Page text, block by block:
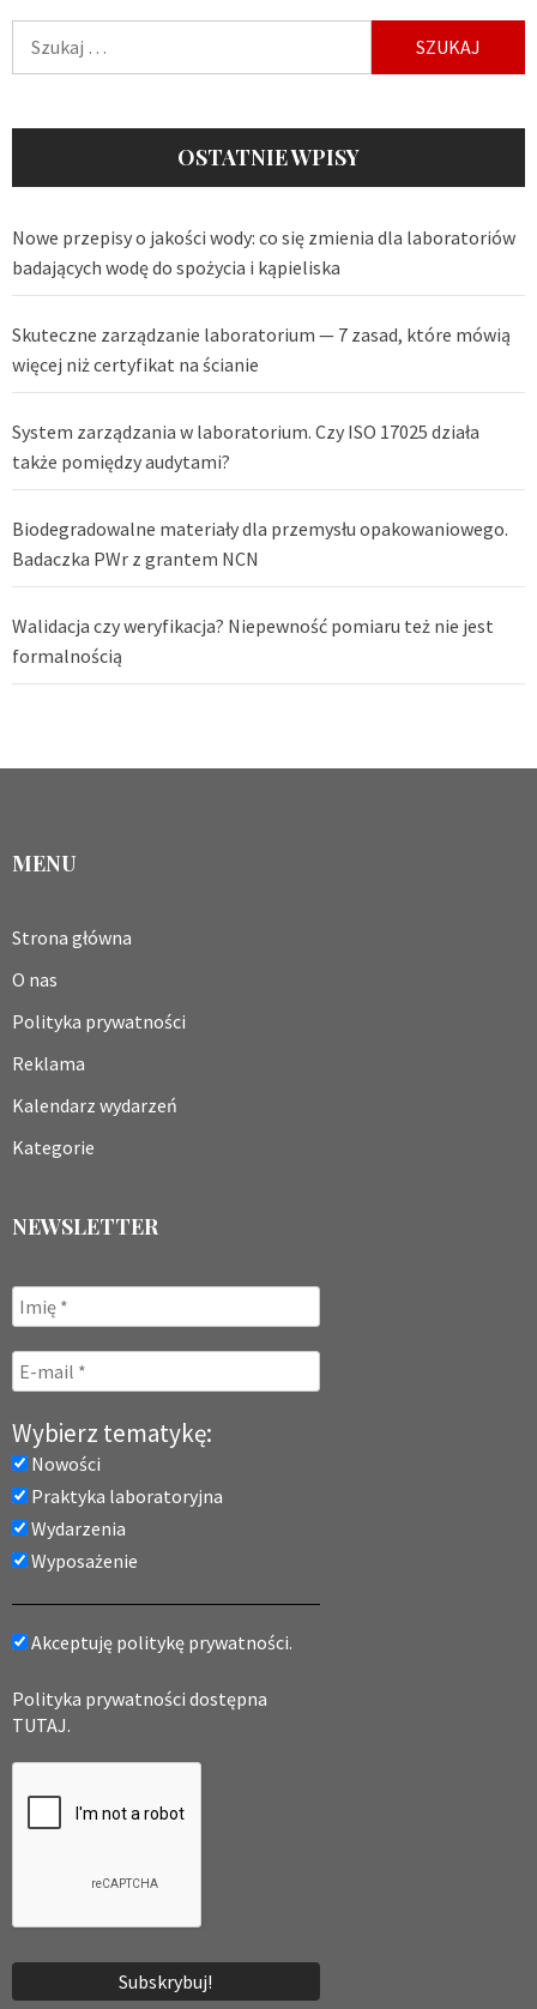
OSTATNIE WPISY
Nowe przepisy o jakości wody: co się zmienia dla laboratoriów
badających wodę do spożycia i kąpieliska
Skuteczne zarządzanie laboratorium — 7 zasad, które mówią
więcej niż certyfikat na ścianie
System zarządzania w laboratorium. Czy ISO 17025 działa
także pomiędzy audytami?
Biodegradowalne materiały dla przemysłu opakowaniowego.
Badaczka PWr z grantem NCN
Walidacja czy weryfikacja? Niepewność pomiaru też nie jest
formalnością
MENU
Strona główna
O nas
Polityka prywatności
Reklama
Kalendarz wydarzeń
Kategorie
NEWSLETTER
Wybierz tematykę:
Nowości
Praktyka laboratoryjna
Wydarzenia
Wyposażenie
Akceptuję politykę prywatności.
Polityka prywatności dostępna
TUTAJ.